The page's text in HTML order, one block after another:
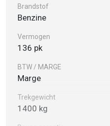
Brandstof
Benzine
Vermogen
136 pk
BTW / MARGE
Marge
Trekgewicht
1400 kg